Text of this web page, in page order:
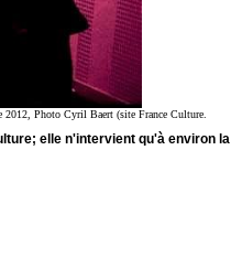
2012, Photo Cyril Baert (site France Culture.
elle n'intervient qu'à environ la